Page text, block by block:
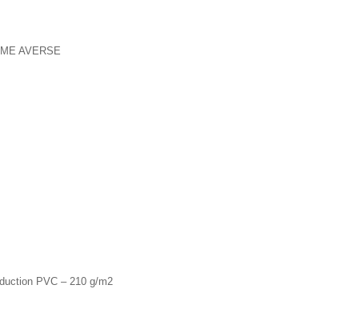
AVERSE
PVC – 210 g/m2